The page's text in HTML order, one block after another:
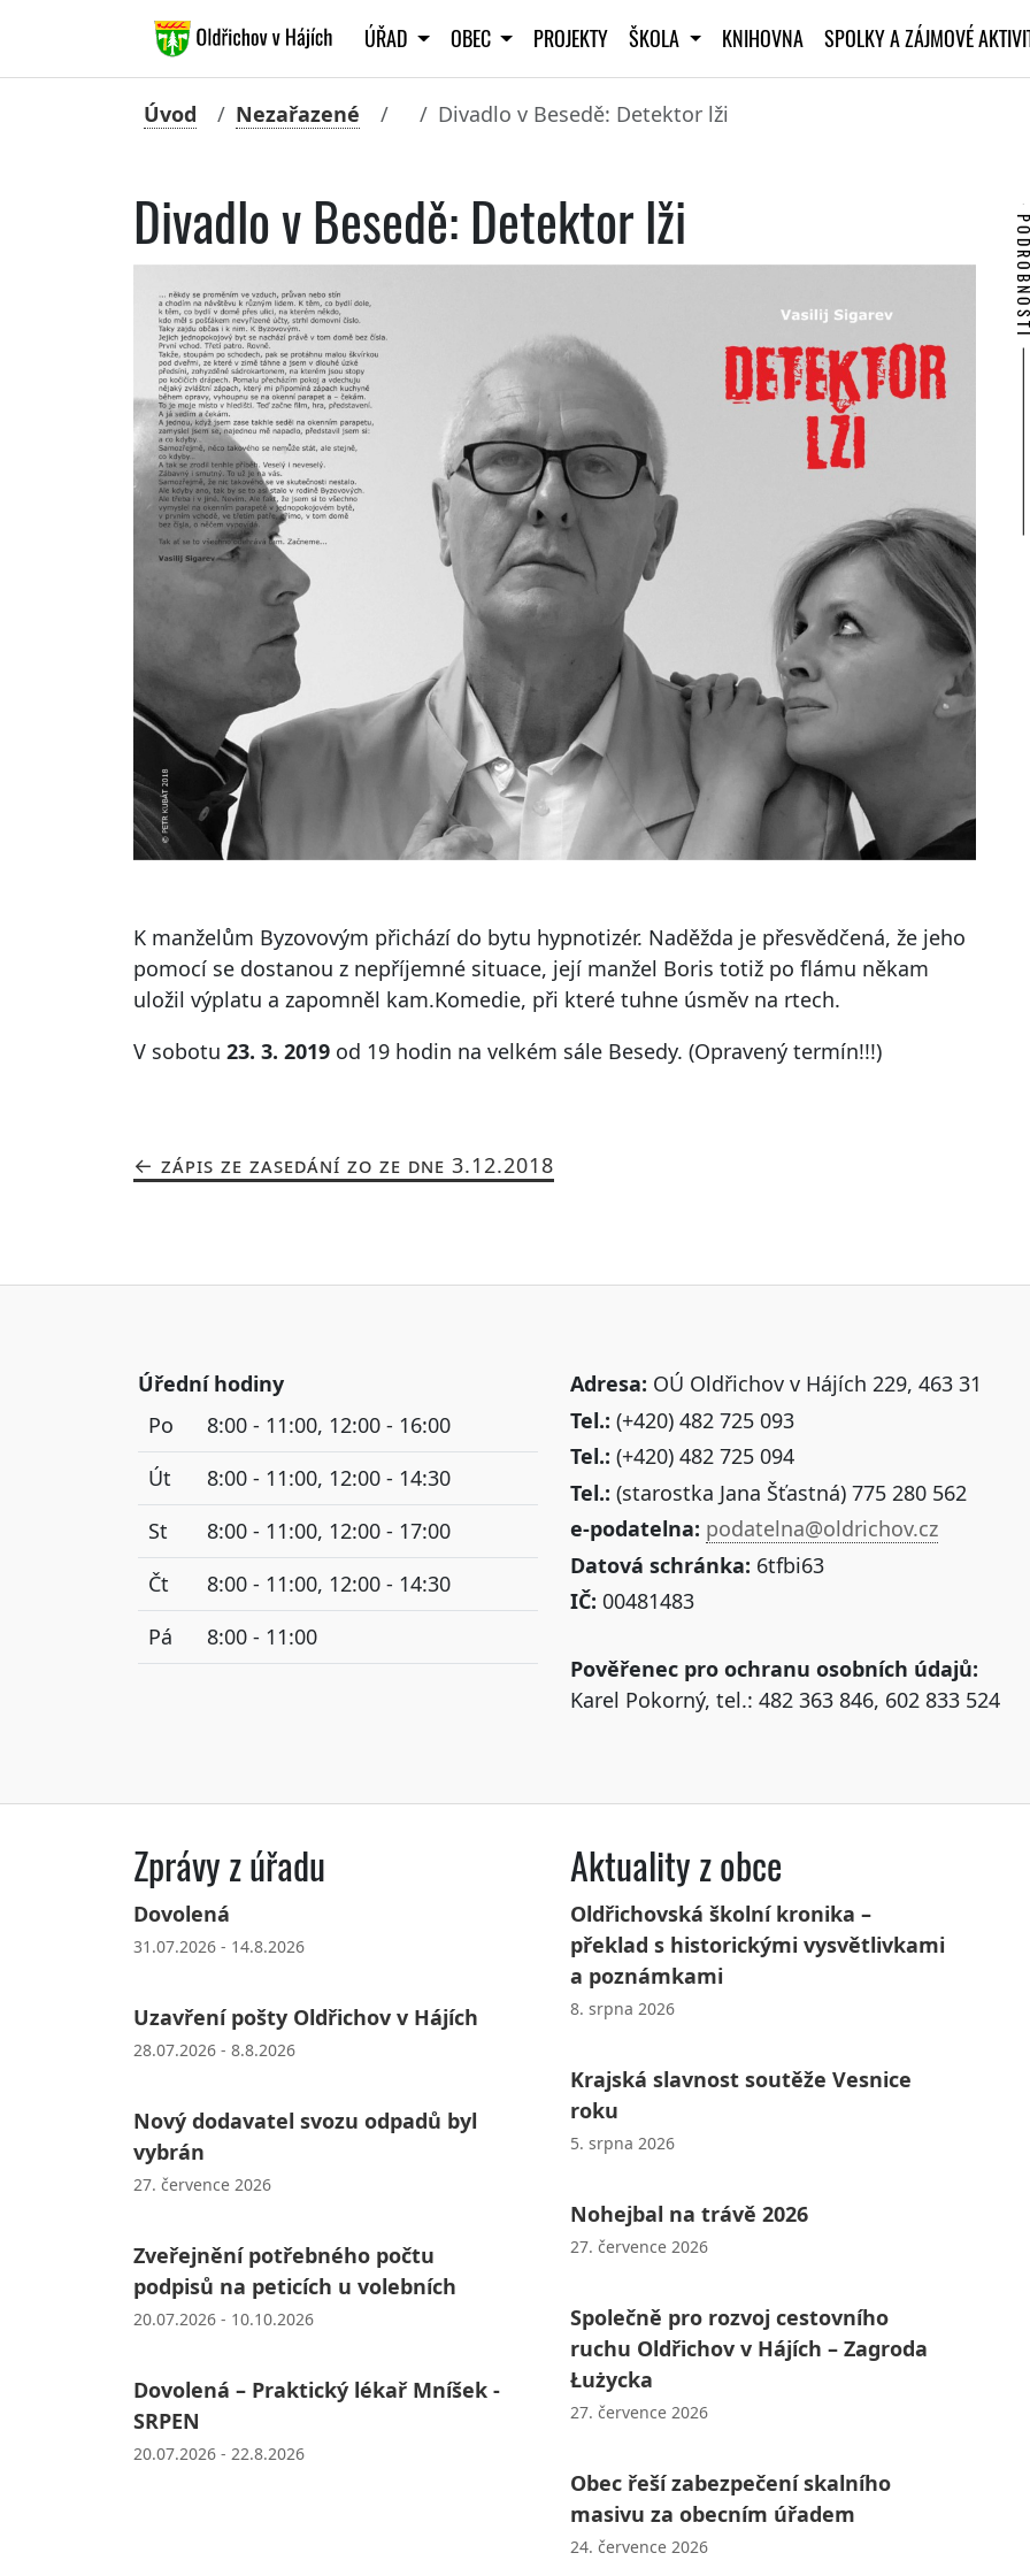
ÚŘAD OBEC PROJEKTY ŠKOLA KNIHOVNA SPOLKY A ZÁJMOVÉ
Úvod Nezařazené Divadlo v Besedě: Detektor lži
Divadlo v Besedě: Detektor lži
K manželům Byzovovým přichází do bytu hypnotizér. Naděžda je přesvědčená, že jeho
pomocí se dostanou z nepříjemné situace, její manžel Boris totiž po flámu někam
uložil výplatu a zapomněl kam.Komedie, při které tuhne úsměv na rtech.
V sobotu 23. 3. 2019od 19 hodin na velkém sále Besedy. (Opravený termín!!!)
ZÁPIS ZE ZASEDÁNÍ ZO ZE DNE 3.12.2018
Úřední hodiny
Po
8:00 - 11:00, 12:00 - 16:00
Út
8:00 - 11:00, 12:00 - 14:30
St
8:00 - 11:00, 12:00 - 17:00
Čt
8:00 - 11:00, 12:00 - 14:30
Pá
8:00 - 11:00
Adresa: OÚ Oldřichov v Hájích 229, 463 31
Tel.: (+420) 482 725 093
Tel.: (+420) 482 725 094
Tel.: (starostka Jana Šťastná) 775 280 562
e-podatelna: podatelna@oldrichov.cz
Datová schránka: 6tfbi63
IČ: 00481483
Pověřenec pro ochranu osobních údajů:
Karel Pokorný, tel.: 482 363 846, 602 833 524
Zprávy z úřadu
Dovolená
31.07.2026 - 14.8.2026
Uzavření pošty Oldřichov v Hájích
28.07.2026 - 8.8.2026
Nový dodavatel svozu odpadů byl
vybrán
27. července 2026
Zveřejnění potřebného počtu
podpisů na peticích u volebních
20.07.2026 - 10.10.2026
Dovolená – Praktický lékař Mníšek -
SRPEN
20.07.2026 - 22.8.2026
Aktuality z obce
Oldřichovská školní kronika –
překlad s historickými vysvětlivkami
a poznámkami
8. srpna 2026
Krajská slavnost soutěže Vesnice
roku
5. srpna 2026
Nohejbal na trávě 2026
27. července 2026
Společně pro rozvoj cestovního
ruchu Oldřichov v Hájích – Zagroda
Łużycka
27. července 2026
Obec řeší zabezpečení skalního
masivu za obecním úřadem
24. července 2026